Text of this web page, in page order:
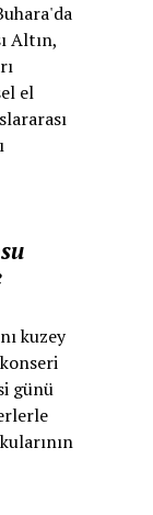
Altın,
el
kuzey
günü